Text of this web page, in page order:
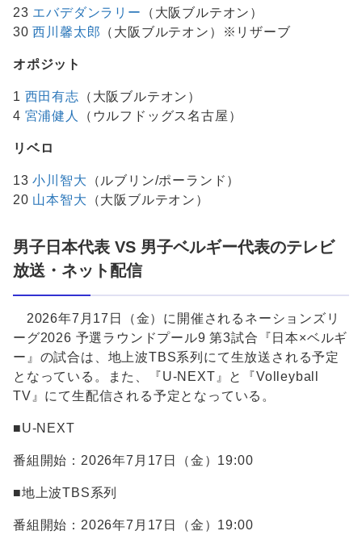
23 エバデダンラリー
（大阪ブルテオン）
30西川馨太郎 （大阪ブルテオン）※リザーブ
オポジット
1 西田有志 （大阪ブルテオン）
4 宮浦健人 （ウルフドッグス名古屋）
リベロ
13小川智大 （ルブリン/ポーランド）
20 山本智大 （大阪ブルテオン）
男子日本代表 VS 男子ベルギー代表のテレビ
放送・ネット配信
2026年7月17日（金）に開催されるネーションズリ
ーグ2026 予選ラウンドプール9 第3試合『日本×ベルギ
ー』の試合は、地上波TBS系列にて生放送される予定
となっている。また、『U-NEXT』と『Volleyball
TV』にて生配信される予定となっている。
■U-NEXT
番組開始：2026年7月17日（金）19:00
■地上波TBS系列
番組開始：2026年7月17日（金）19:00